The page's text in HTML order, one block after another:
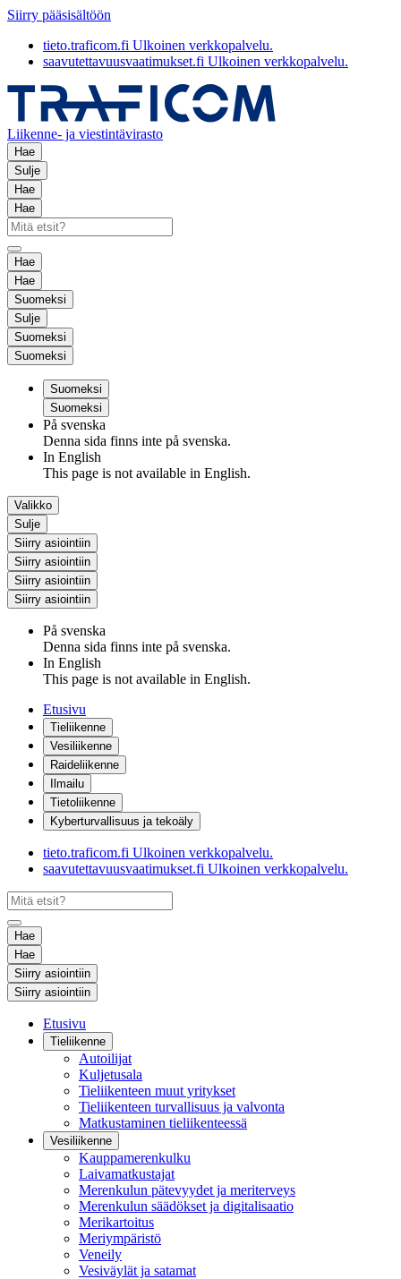
Siirry pääsisältöön
tieto.traficom.fi Ulkoinen verkkopalvelu.
saavutettavuusvaatimukset.fi Ulkoinen verkkopalvelu.
Liikenne- ja viestintävirasto
Hae
Sulje
Hae
Hae
Hae
Hae
Suomeksi
Sulje
Suomeksi
Suomeksi
Suomeksi
Suomeksi
På svenska
Denna sida finns inte på svenska.
In English
This page is not available in English.
Valikko
Sulje
Siirry asiointiin
Siirry asiointiin
Siirry asiointiin
Siirry asiointiin
På svenska
Denna sida finns inte på svenska.
In English
This page is not available in English.
Etusivu
Tieliikenne
Vesiliikenne
Raideliikenne
Ilmailu
Tietoliikenne
Kyberturvallisuus ja tekoäly
tieto.traficom.fi Ulkoinen verkkopalvelu.
saavutettavuusvaatimukset.fi Ulkoinen verkkopalvelu.
Hae
Hae
Siirry asiointiin
Siirry asiointiin
Etusivu
Tieliikenne
Autoilijat
Kuljetusala
Tieliikenteen muut yritykset
Tieliikenteen turvallisuus ja valvonta
Matkustaminen tieliikenteessä
Vesiliikenne
Kauppamerenkulku
Laivamatkustajat
Merenkulun pätevyydet ja meriterveys
Merenkulun säädökset ja digitalisaatio
Merikartoitus
Meriympäristö
Veneily
Vesiväylät ja satamat